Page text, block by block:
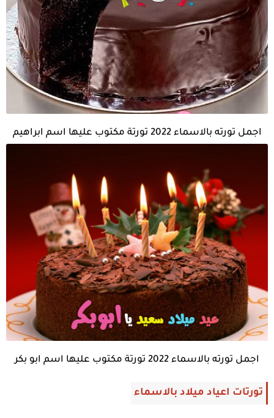
اجمل تورته بالاسماء 2022 تورتة مكتوب عليها اسم ابراهيم
اجمل تورته بالاسماء 2022 تورتة مكتوب عليها اسم ابو بكر
تورتات اعياد ميلاد بالاسماء